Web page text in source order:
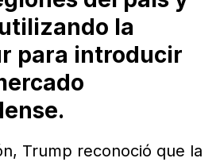
la
para introducir
Trump reconoció que la